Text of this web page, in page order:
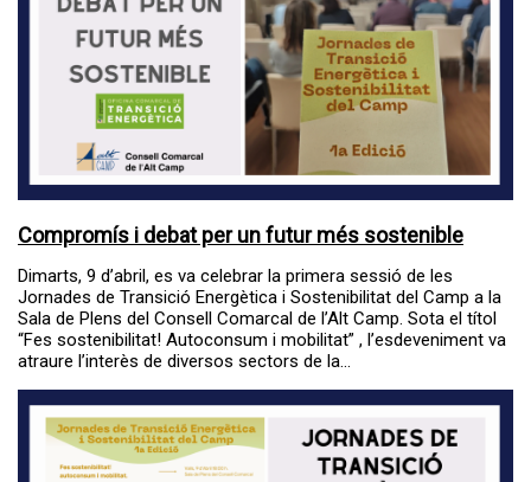
Compromís i debat per un futur més sostenible
Dimarts, 9 d’abril, es va celebrar la primera sessió de les
Jornades de Transició Energètica i Sostenibilitat del Camp a la
Sala de Plens del Consell Comarcal de l’Alt Camp. Sota el títol
“Fes sostenibilitat! Autoconsum i mobilitat” , l’esdeveniment va
atraure l’interès de diversos sectors de la...